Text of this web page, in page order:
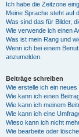
Ich habe die Zeitzone
Meine Sprache steht auf
Was sind das für Bilder,
Wie verwende ich einen
Was ist mein Rang und
Wenn ich bei einem
anzumelden.
Beiträge schreiben
Wie erstelle ich ein
Wie kann ich einen
Wie kann ich meinem
Wie kann ich eine
Wieso kann ich nicht
Wie bearbeite oder